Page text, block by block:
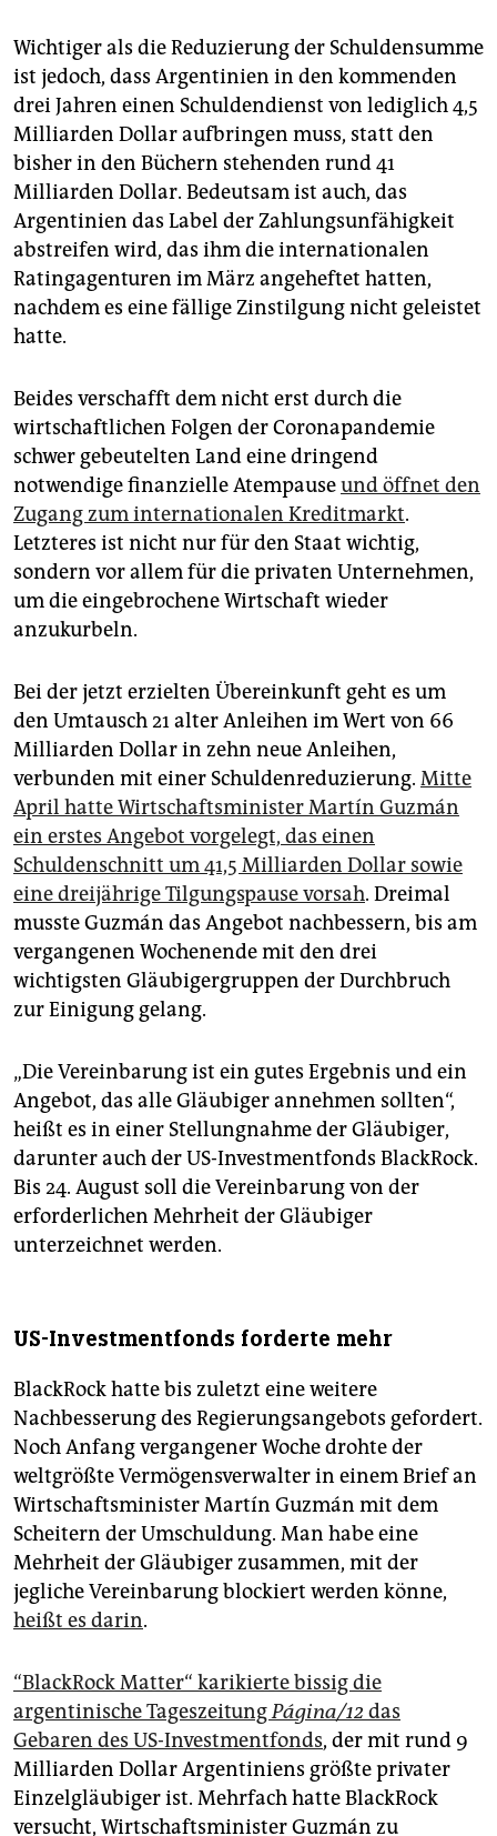
Wichtiger als die Reduzierung der Schuldensumme
ist jedoch, dass Argentinien in den kommenden
drei Jahren einen Schuldendienst von lediglich 4,5
Milliarden Dollar aufbringen muss, statt den
bisher in den Büchern stehenden rund 41
Milliarden Dollar. Bedeutsam ist auch, das
Argentinien das Label der Zahlungsunfähigkeit
abstreifen wird, das ihm die internationalen
Ratingagenturen im März angeheftet hatten,
nachdem es eine fällige Zinstilgung nicht geleistet
hatte.
Beides verschafft dem nicht erst durch die
wirtschaftlichen Folgen der Coronapandemie
schwer gebeutelten Land eine dringend
notwendige finanzielle Atempauseund öffnet den
Zugang zum internationalen Kreditmarkt.
Letzteres ist nicht nur für den Staat wichtig,
sondern vor allem für die privaten Unternehmen,
um die eingebrochene Wirtschaft wieder
anzukurbeln.
Bei der jetzt erzielten Übereinkunft geht es um
den Umtausch 21 alter Anleihen im Wert von 66
Milliarden Dollar in zehn neue Anleihen,
verbunden mit einer Schuldenreduzierung. Mitte
April hatte Wirtschaftsminister Martín Guzmán
ein erstes Angebot vorgelegt, das einen
Schuldenschnitt um 41,5 Milliarden Dollar sowie
eine dreijährige Tilgungspause vorsah. Dreimal
musste Guzmán das Angebot nachbessern, bis am
vergangenen Wochenende mit den drei
wichtigsten Gläubigergruppen der Durchbruch
zur Einigung gelang.
„Die Vereinbarung ist ein gutes Ergebnis und ein
Angebot, das alle Gläubiger annehmen sollten“,
heißt es in einer Stellungnahme der Gläubiger,
darunter auch der US-Investmentfonds BlackRock.
Bis 24. August soll die Vereinbarung von der
erforderlichen Mehrheit der Gläubiger
unterzeichnet werden.
US-Investmentfonds forderte mehr
BlackRock hatte bis zuletzt eine weitere
Nachbesserung des Regierungsangebots gefordert.
Noch Anfang vergangener Woche drohte der
weltgrößte Vermögensverwalter in einem Brief an
Wirtschaftsminister Martín Guzmán mit dem
Scheitern der Umschuldung. Man habe eine
Mehrheit der Gläubiger zusammen, mit der
jegliche Vereinbarung blockiert werden könne,
heißt es darin.
“BlackRock Matter“ karikierte bissig die
argentinische TageszeitungPágina/12 das
Gebaren des US-Investmentfonds, der mit rund 9
Milliarden Dollar Argentiniens größte privater
Einzelgläubiger ist. Mehrfach hatte BlackRock
versucht, Wirtschaftsminister Guzmán zu